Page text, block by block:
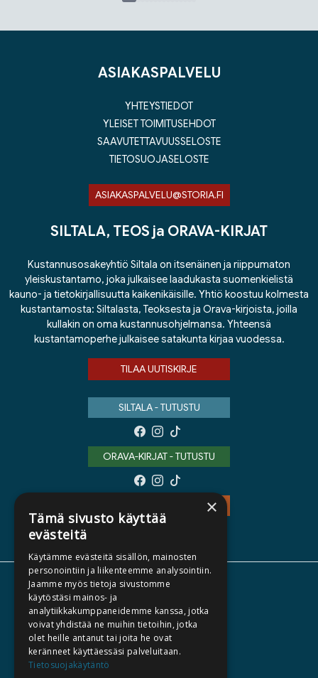
ASIAKASPALVELU
YHTEYSTIEDOT
YLEISET TOIMITUSEHDOT
SAAVUTETTAVUUSSELOSTE
TIETOSUOJASELOSTE
ASIAKASPALVELU@STORIA.FI
SILTALA, TEOS ja ORAVA-KIRJAT
Kustannusosakeyhtiö Siltala on itsenäinen ja riippumaton
yleiskustantamo, joka julkaisee laadukasta suomenkielistä
kauno- ja tietokirjallisuutta kaikenikäisille. Yhtiö koostuu kolmesta
kustantamosta: Siltalasta, Teoksesta ja Orava-kirjoista, joilla
kullakin on oma kustannusohjelmansa. Yhteensä
kustantamoperhe julkaisee satakunta kirjaa vuodessa.
TILAA UUTISKIRJE
SILTALA - TUTUSTU
ORAVA-KIRJAT - TUTUSTU
TIETOA MEISTÄ
TEKIJÄT
KATALOGIT
AJANKOHTAISTA
×
Tämä sivusto käyttää
evästeitä
Käytämme evästeitä sisällön, mainosten
personointiin ja liikenteemme analysointiin.
Jaamme myös tietoja sivustomme
käytöstäsi mainos- ja
analytiikkakumppaneidemme kanssa, jotka
voivat yhdistää ne muihin tietoihin, jotka
olet heille antanut tai joita he ovat
keränneet käyttäessäsi palveluitaan.
Tietosuojakäytäntö